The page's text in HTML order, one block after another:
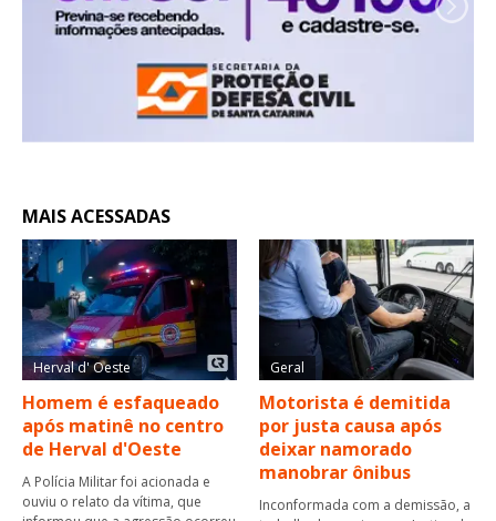
MAIS ACESSADAS
Herval d' Oeste
Homem é esfaqueado
após matinê no centro
de Herval d'Oeste
A Polícia Militar foi acionada e
ouviu o relato da vítima, que
Geral
Motorista é demitida
por justa causa após
deixar namorado
manobrar ônibus
Inconformada com a demissão, a